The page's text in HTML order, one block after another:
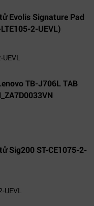
Evolis Signature Pad
2-UEVL)
UEVL
TB-J706L TAB
Sig200 ST-CE1075-2-
UEVL